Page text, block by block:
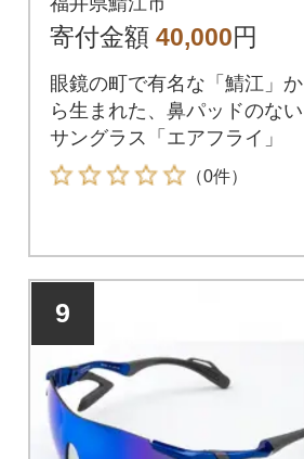
ラック(レディースサ
寄付金額 40,000円
眼鏡の町で有名な「鯖江」か
ら生まれた、鼻パッドのない
サングラス「エアフライ」
（0件）
9